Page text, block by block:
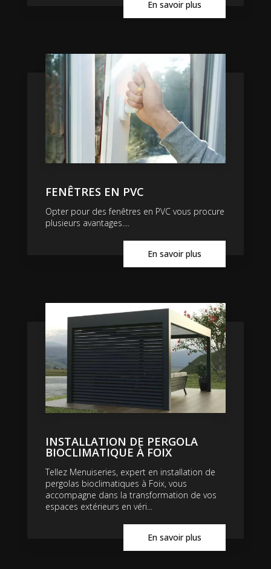
En savoir plus
FENÊTRES EN PVC
Opter pour des fenêtres en PVC vous procure
plusieurs avantages....
En savoir plus
INSTALLATION DE PERGOLA
BIOCLIMATIQUE À FOIX
Tellez Menuiseries, expert en installation de
pergolas bioclimatiques à Foix, vous
accompagne dans la transformation de vos
espaces extérieurs en véri...
En savoir plus